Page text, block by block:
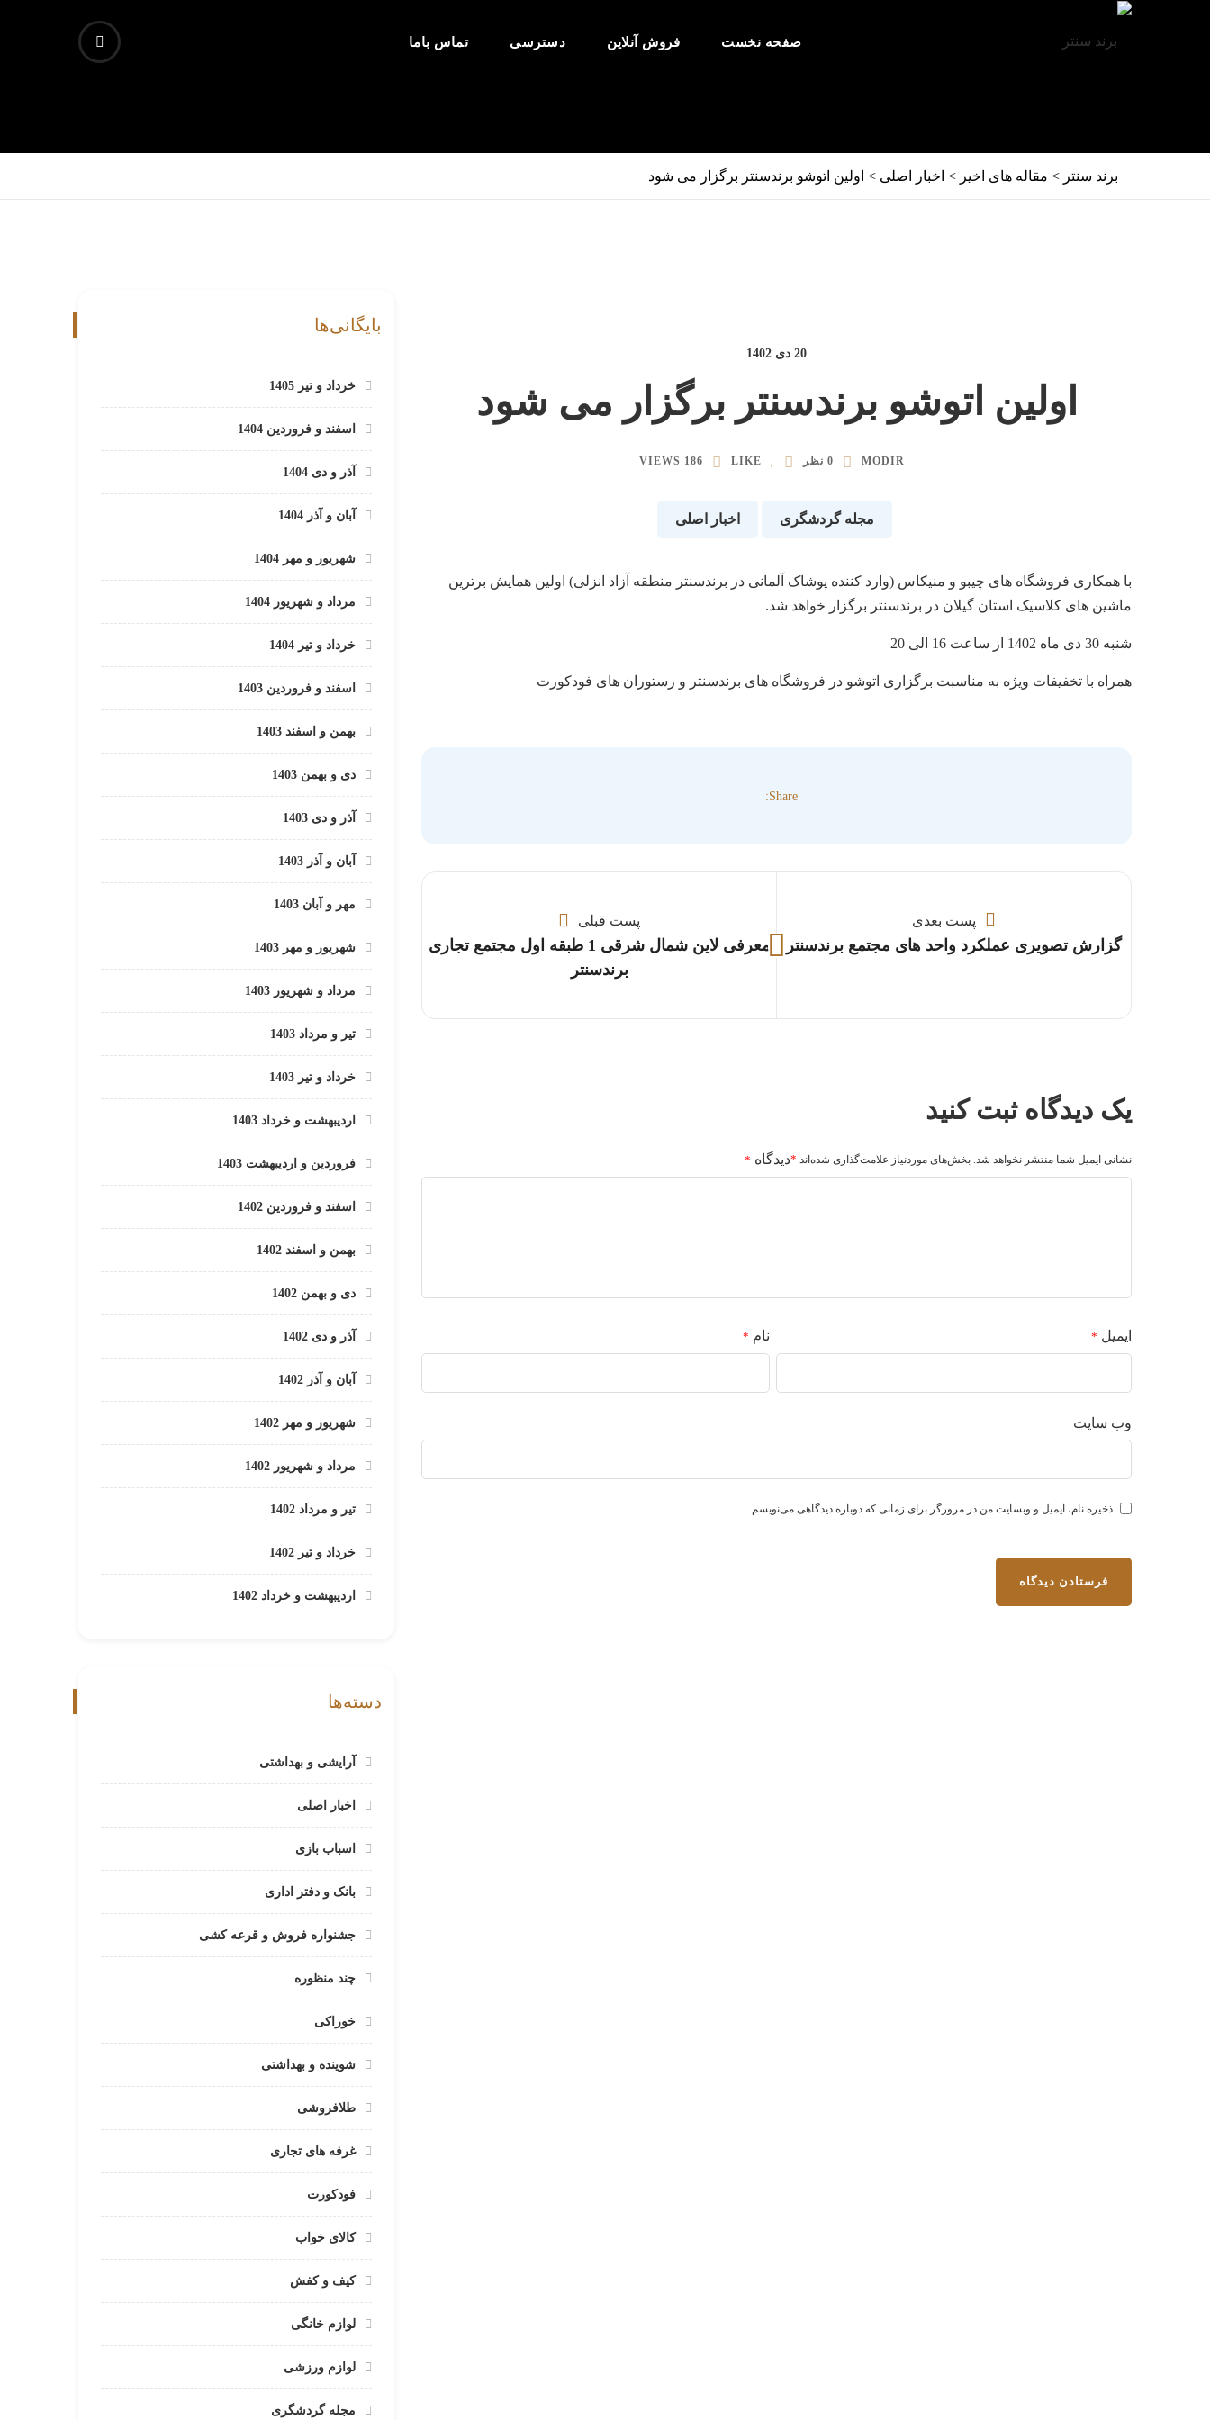
صفحه نخست فروش آنلاین دسترسی تماس باما
برند سنتر > مقاله های اخیر > اخبار اصلی > اولین اتوشو برندسنتر برگزار می شود
20 دی 1402
اولین اتوشو برندسنتر برگزار می شود
MODIR 0 نظر LIKE
186 VIEWS
اخبار اصلی مجله گردشگری
با همکاری فروشگاه های چیبو و منیکاس (وارد کننده پوشاک آلمانی در برندسنتر منطقه آزاد انزلی) اولین همایش برترین
ماشین های کلاسیک استان گیلان در برندسنتر برگزار خواهد شد.
شنبه 30 دی ماه 1402 از ساعت 16 الی 20
همراه با تخفیفات ویژه به مناسبت برگزاری اتوشو در فروشگاه های برندسنتر و رستوران های فودکورت
Share:
پست قبلی
معرفی لاین شمال شرقی 1 طبقه اول مجتمع تجاری
برندسنتر
پست بعدی
گزارش تصویری عملکرد واحد های مجتمع برندسنتر
یک دیدگاه ثبت کنید
نشانی ایمیل شما منتشر نخواهد شد. بخش‌های موردنیاز علامت‌گذاری شده‌اند *دیدگاه *
نام * ایمیل *
وب‌ سایت
ذخیره نام، ایمیل و وبسایت من در مرورگر برای زمانی که دوباره دیدگاهی می‌نویسم.
بایگانی‌ها
خرداد و تیر 1405
اسفند و فروردین 1404
آذر و دی 1404
آبان و آذر 1404
شهریور و مهر 1404
مرداد و شهریور 1404
خرداد و تیر 1404
اسفند و فروردین 1403
بهمن و اسفند 1403
دی و بهمن 1403
آذر و دی 1403
آبان و آذر 1403
مهر و آبان 1403
شهریور و مهر 1403
مرداد و شهریور 1403
تیر و مرداد 1403
خرداد و تیر 1403
اردیبهشت و خرداد 1403
فروردین و اردیبهشت 1403
اسفند و فروردین 1402
بهمن و اسفند 1402
دی و بهمن 1402
آذر و دی 1402
آبان و آذر 1402
شهریور و مهر 1402
مرداد و شهریور 1402
تیر و مرداد 1402
خرداد و تیر 1402
اردیبهشت و خرداد 1402
دسته‌ها
آرایشی و بهداشتی
اخبار اصلی
اسباب بازی
بانک و دفتر اداری
جشنواره فروش و قرعه کشی
چند منظوره
خوراکی
شوینده و بهداشتی
طلافروشی
غرفه های تجاری
فودکورت
کالای خواب
کیف و کفش
لوازم خانگی
لوازم ورزشی
مجله گردشگری